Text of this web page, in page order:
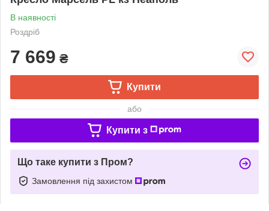
В наявності
Роздріб
7 669 ₴
Купити
або
Купити з
Що таке купити з Пром?
Замовлення під захистом